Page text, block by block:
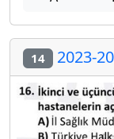
14 2023-